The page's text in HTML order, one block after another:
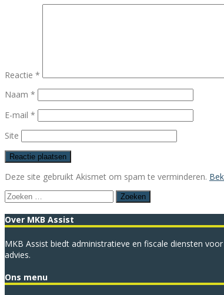
Reactie *
Naam *
E-mail *
Site
Deze site gebruikt Akismet om spam te verminderen.
Zoeken
Over MKB Assist
MKB Assist biedt administratieve en fiscale diensten
advies.
Ons menu